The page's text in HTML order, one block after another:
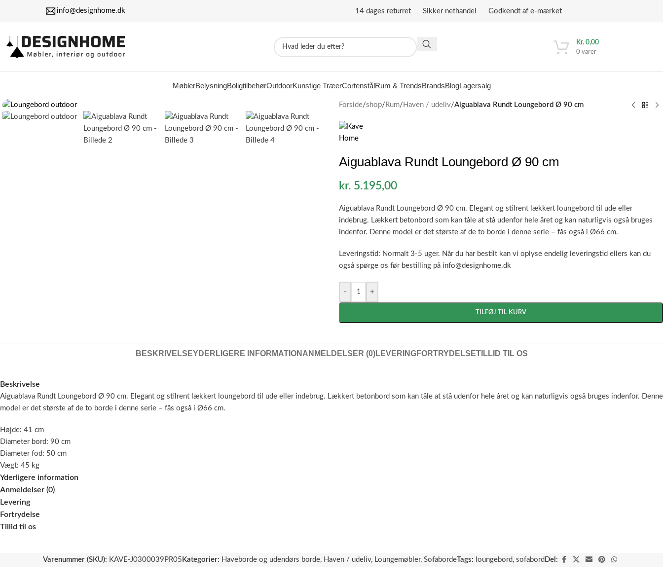
info@designhome.dk 14 dages returret Sikker nethandel Godkendt af e-mærket
0 varer
Kr.0,00
MøblerBelysningBoligtilbehørOutdoorKunstige TræerCortenstålRum & TrendsBrandsBlogLagersalg
Forside/shop/ Rum/ Haven / udeliv/Aiguablava Rundt Loungebord Ø 90 cm
Aiguablava Rundt Loungebord Ø 90 cm
kr. 5.195,00
Aiguablava Rundt Loungebord Ø 90 cm. Elegant og stilrent lækkert loungebord til ude eller
indebrug. Lækkert betonbord som kan tåle at stå udenfor hele året og kan naturligvis også bruges
indenfor. Denne model er det største af de to borde i denne serie – fås også i Ø66 cm.
Leveringstid: Normalt 3-5 uger. Når du har bestilt kan vi oplyse endelig leveringstid ellers kan du
også spørge os før bestilling på info@designhome.dk
- +
TILFØJ TIL KURV
BESKRIVELSEYDERLIGERE INFORMATION ANMELDELSER (0)LEVERINGFORTRYDELSETILLID TIL OS
Beskrivelse
Aiguablava Rundt Loungebord Ø 90 cm. Elegant og stilrent lækkert loungebord til ude eller indebrug. Lækkert betonbord som kan tåle at stå udenfor hele året og kan naturligvis også bruges indenfor. Denne
model er det største af de to borde i denne serie – fås også i Ø66 cm.
Højde: 41 cm
Diameter bord: 90 cm
Diameter fod: 50 cm
Vægt: 45 kg
Yderligere information
Anmeldelser (0)
Levering
Fortrydelse
Tillid til os
Varenummer (SKU): KAVE-J0300039PR05 Kategorier: Haveborde og udendørs borde, Haven / udeliv, Loungemøbler, SofabordeTags: loungebord, sofabord Del: